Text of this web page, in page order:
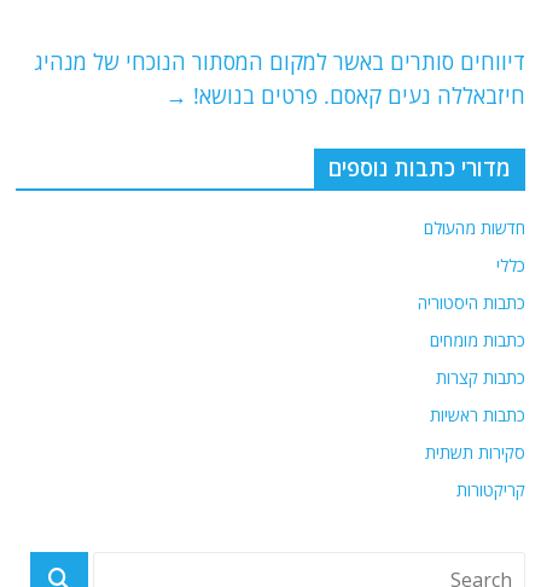
k
דיווחים סותרים באשר למקום המסתור הנוכחי של מנהיג
חיזבאללה נעים קאסם. פרטים בנושא! →
מדורי כתבות נוספים
חדשות מהעולם
כללי
כתבות היסטוריה
כתבות מומחים
כתבות קצרות
כתבות ראשיות
סקירות תשתית
קריקטורות